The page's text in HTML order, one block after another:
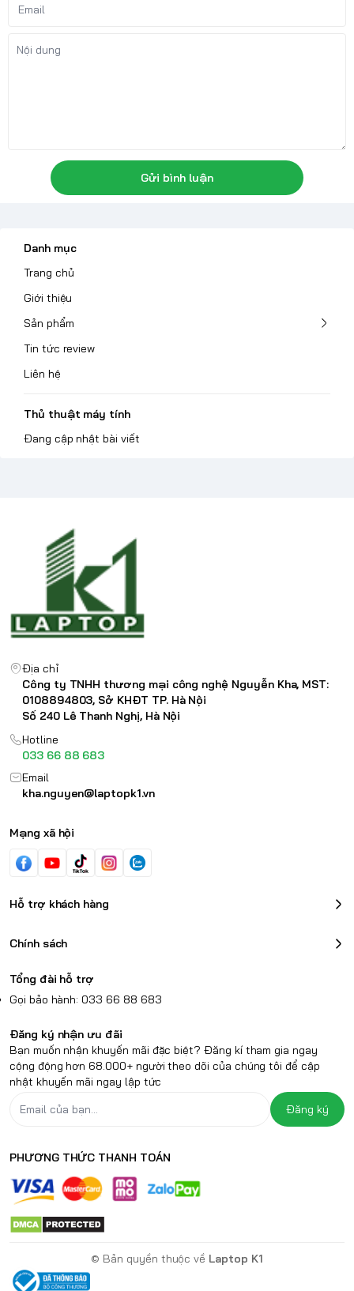
Gửi bình luận
Danh mục
Trang chủ
Giới thiệu
Sản phẩm
Tin tức review
Liên hệ
Thủ thuật máy tính
Đang cập nhật bài viết
Địa chỉ
Công ty TNHH thương mại công nghệ Nguyễn Kha, MST:
0108894803, Sở KHĐT TP. Hà Nội
Số 240 Lê Thanh Nghị, Hà Nội
Hotline
033 66 88 683
Email
kha.nguyen@laptopk1.vn
Mạng xã hội
Hỗ trợ khách hàng
Chính sách
Tổng đài hỗ trợ
Gọi bảo hành: 033 66 88 683
Đăng ký nhận ưu đãi
Bạn muốn nhận khuyến mãi đặc biệt? Đăng kí tham gia ngay
cộng động hơn 68.000+ người theo dõi của chúng tôi để cập
nhật khuyến mãi ngay lập tức
Đăng ký
PHƯƠNG THỨC THANH TOÁN
© Bản quyền thuộc về Laptop K1